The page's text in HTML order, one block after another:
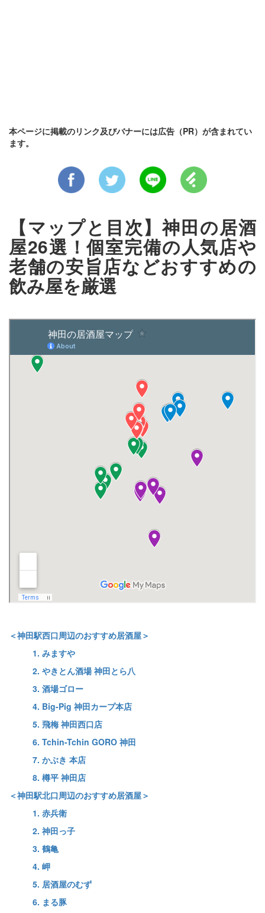
本ページに掲載のリンク及びバナーには広告（PR）が含まれてい
ます。
【マップと目次】神田の居酒
屋26選！個室完備の人気店や
老舗の安旨店などおすすめの
飲み屋を厳選
＜神田駅西口周辺のおすすめ居酒屋＞
1. みますや
2. やきとん酒場 神田とら八
3. 酒場ゴロー
4. Big-Pig 神田カープ本店
5. 飛梅 神田西口店
6. Tchin-Tchin GORO 神田
7. かぶき 本店
8. 樽平 神田店
＜神田駅北口周辺のおすすめ居酒屋＞
1. 赤兵衛
2. 神田っ子
3. 鶴亀
4. 岬
5. 居酒屋のむず
6. まる豚